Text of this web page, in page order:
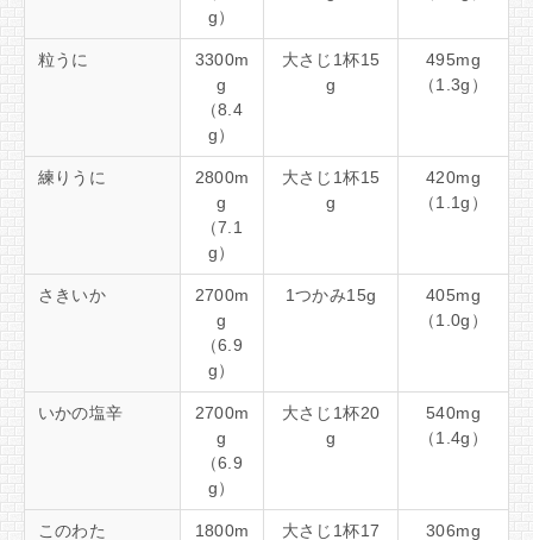
g）
粒うに
3300m
g
（8.4
g）
大さじ1杯15
g
495mg
（1.3g）
練りうに
2800m
g
（7.1
g）
大さじ1杯15
g
420mg
（1.1g）
さきいか
2700m
g
（6.9
g）
1つかみ15g
405mg
（1.0g）
いかの塩辛
2700m
g
（6.9
g）
大さじ1杯20
g
540mg
（1.4g）
このわた 1800m 大さじ1杯17 306mg